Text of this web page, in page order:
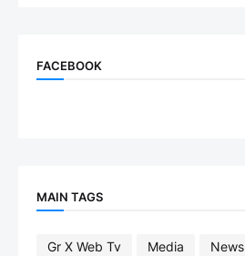
FACEBOOK
MAIN TAGS
Gr X Web Tv Media News